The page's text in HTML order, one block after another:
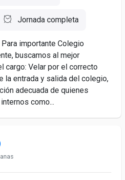
Jornada completa
importante Colegio
buscamos al mejor
cargo: Velar por el correcto
la entrada y salida del colegio,
adecuada de quienes
como...